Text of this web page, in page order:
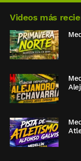
Videos más